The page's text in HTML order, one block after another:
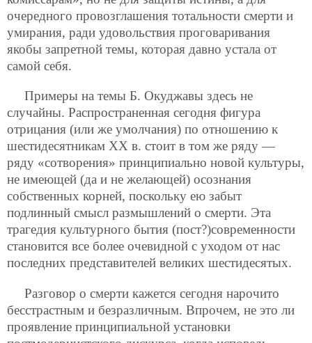
очередного провозглашения тотальности смерти и
умирания, ради удовольствия проговаривания
якобы запретной темы, которая давно устала от
самой себя.
Примеры на темы Б. Окуджавы здесь не
случайны. Распространенная сегодня фигура
отрицания (или же умолчания) по отношению к
шестидесятникам ХХ в. стоит в том же ряду —
ряду «сотворения» принципиально новой культуры,
не имеющей (да и не желающей) осознания
собственных корней, поскольку ею забыт
подлинный смысл размышлений о смерти. Эта
трагедия культурного бытия (пост?)современности
становится все более очевидной с уходом от нас
последних представителей великих шестидесятых.
Разговор о смерти кажется сегодня нарочито
бесстрастным и безразличным. Впрочем, не это ли
проявление принципиальной установки